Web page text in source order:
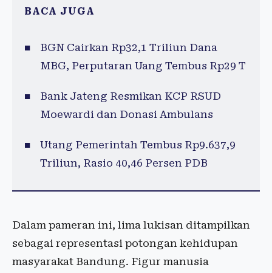
BACA JUGA
BGN Cairkan Rp32,1 Triliun Dana
MBG, Perputaran Uang Tembus Rp29 T
Bank Jateng Resmikan KCP RSUD
Moewardi dan Donasi Ambulans
Utang Pemerintah Tembus Rp9.637,9
Triliun, Rasio 40,46 Persen PDB
Dalam pameran ini, lima lukisan ditampilkan
sebagai representasi potongan kehidupan
masyarakat Bandung. Figur manusia